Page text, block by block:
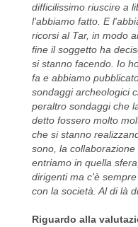
difficilissimo riuscire a
l'abbiamo fatto. E
ricorsi al Tar, in modo
fine il soggetto ha
si stanno facendo. Io
fa e abbiamo
sondaggi archeologici
peraltro sondaggi che
detto fossero molto
che si stanno
sono, la
entriamo in quella
dirigenti ma c'è
con la società. Al di là
Riguardo alla